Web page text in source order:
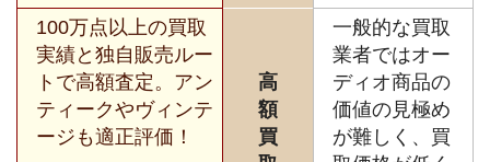
100万点以上の買取
実績と独自販売ルー
トで高額査定。アン
ティークやヴィンテ
ージも適正評価！
高
額
買
一般的な買取
業者ではオー
ディオ商品の
価値の見極め
が難しく、買